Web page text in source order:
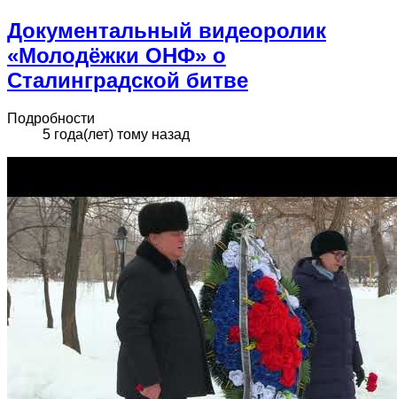
Документальный видеоролик
«Молодёжки ОНФ» о
Сталинградской битве
Подробности
5 года(лет) тому назад